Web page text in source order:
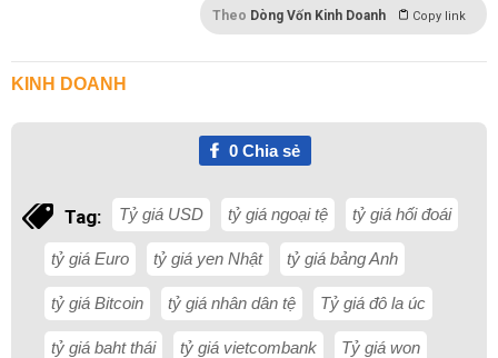
Theo Dòng Vốn Kinh Doanh Copy link
KINH DOANH
0Chia sẻ
Tag: Tỷ giá USD tỷ giá ngoại tệ tỷ giá hối đoái
tỷ giá Euro tỷ giá yen Nhật tỷ giá bảng Anh
tỷ giá Bitcoin tỷ giá nhân dân tệ Tỷ giá đô la úc
tỷ giá baht thái tỷ giá vietcombank Tỷ giá won